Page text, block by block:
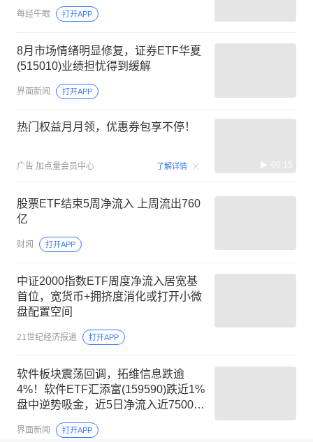
每经牛眼 打开APP
8月市场情绪明显修复，证券ETF华夏
(515010)业绩担忧得到缓解
界面新闻 打开APP
热门权益月月领，优惠券包享不停！
广告 加点量会员中心 了解详情 00:15
股票ETF结束5周净流入 上周流出760
亿
财闻 打开APP
中证2000指数ETF周度净流入居宽基
首位，宽货币+拥挤度消化或打开小微
盘配置空间
21世纪经济报道 打开APP
软件板块震荡回调，拓维信息跌逾
4%！软件ETF汇添富(159590)跌近1%
盘中逆势吸金，近5日净流入近7500万
元！AI高波轮动，主线或转向软件应
用
界面新闻 打开APP